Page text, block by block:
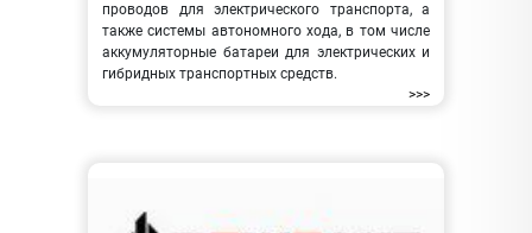
проводов для электрического транспорта, а
также системы автономного хода, в том числе
аккумуляторные батареи для электрических и
гибридных транспортных средств.
>>>